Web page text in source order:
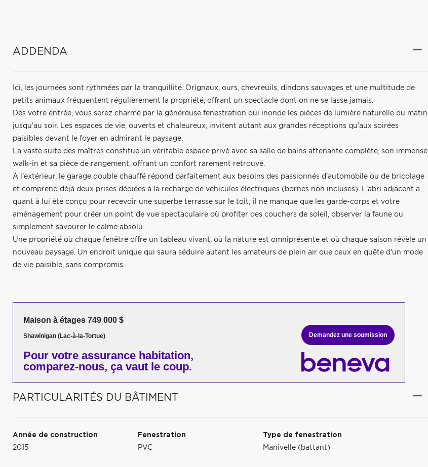
ADDENDA
Ici, les journées sont rythmées par la tranquillité. Orignaux, ours, chevreuils, dindons sauvages et une multitude de
petits animaux fréquentent régulièrement la propriété, offrant un spectacle dont on ne se lasse jamais.
Dès votre entrée, vous serez charmé par la généreuse fenestration qui inonde les pièces de lumière naturelle du matin
jusqu'au soir. Les espaces de vie, ouverts et chaleureux, invitent autant aux grandes réceptions qu'aux soirées
paisibles devant le foyer en admirant le paysage.
La vaste suite des maîtres constitue un véritable espace privé avec sa salle de bains attenante complète, son immense
walk-in et sa pièce de rangement, offrant un confort rarement retrouvé.
À l'extérieur, le garage double chauffé répond parfaitement aux besoins des passionnés d'automobile ou de bricolage
et comprend déjà deux prises dédiées à la recharge de véhicules électriques (bornes non incluses). L'abri adjacent a
quant à lui été conçu pour recevoir une superbe terrasse sur le toit; il ne manque que les garde-corps et votre
aménagement pour créer un point de vue spectaculaire où profiter des couchers de soleil, observer la faune ou
simplement savourer le calme absolu.
Une propriété où chaque fenêtre offre un tableau vivant, où la nature est omniprésente et où chaque saison révèle un
nouveau paysage. Un endroit unique qui saura séduire autant les amateurs de plein air que ceux en quête d'un mode
de vie paisible, sans compromis.
Maison à étages 749 000 $
Shawinigan (Lac-à-la-Tortue)
Pour votre assurance habitation,
comparez-nous, ça vaut le coup.
Demandez une soumission
PARTICULARITÉS DU BÂTIMENT
Année de construction
2015
Fenestration
PVC
Type de fenestration
Manivelle (battant)